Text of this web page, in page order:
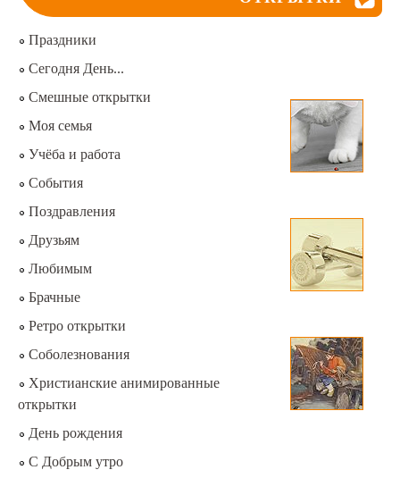
Праздники
Сегодня День...
Смешные открытки
Моя семья
Учёба и работа
События
Поздравления
Друзьям
Любимым
Брачные
Ретро открытки
Соболезнования
Христианские анимированные
открытки
День рождения
С Добрым утро